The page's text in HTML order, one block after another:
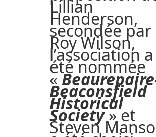
Lillian
Henderson,
secondée par
Roy Wilson,
l’association a
été nommée
«
Beaconsfield
Historical
Society» et
Steven